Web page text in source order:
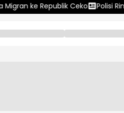
Polisi Ringkus Enam Pengedar